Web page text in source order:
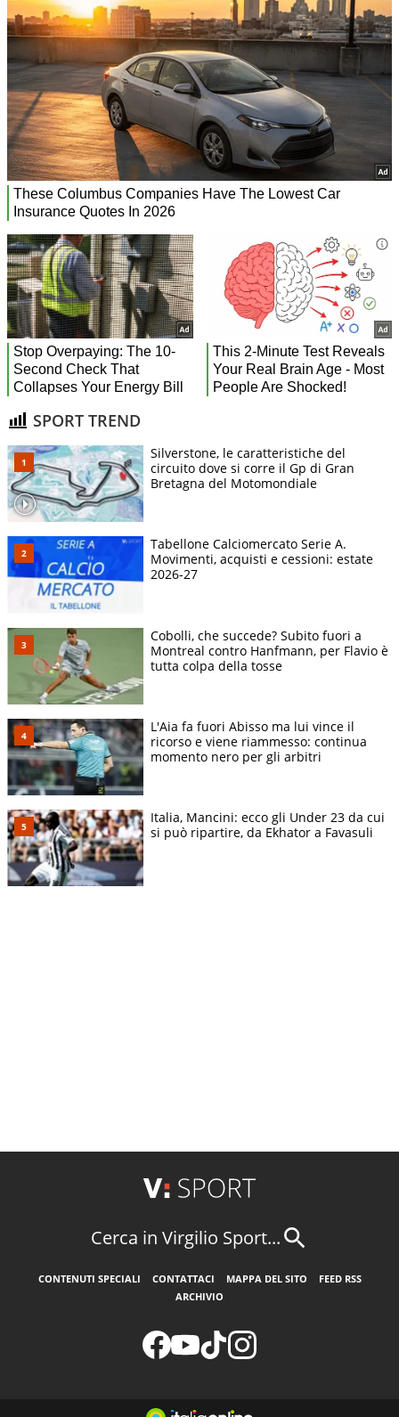
SPORT TREND
Silverstone, le caratteristiche del
circuito dove si corre il Gp di Gran
Bretagna del Motomondiale
Tabellone Calciomercato Serie A.
Movimenti, acquisti e cessioni: estate
2026-27
Cobolli, che succede? Subito fuori a
Montreal contro Hanfmann, per Flavio è
tutta colpa della tosse
L'Aia fa fuori Abisso ma lui vince il
ricorso e viene riammesso: continua
momento nero per gli arbitri
Italia, Mancini: ecco gli Under 23 da cui
si può ripartire, da Ekhator a Favasuli
Cerca in Virgilio Sport...
CONTENUTI SPECIALI CONTATTACI MAPPA DEL SITO
FEED RSS
ARCHIVIO